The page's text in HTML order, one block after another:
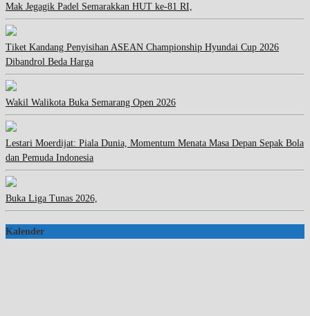
Mak Jegagik Padel Semarakkan HUT ke-81 RI,
Tiket Kandang Penyisihan ASEAN Championship Hyundai Cup 2026
Dibandrol Beda Harga
Wakil Walikota Buka Semarang Open 2026
Lestari Moerdijat: Piala Dunia, Momentum Menata Masa Depan Sepak Bola
dan Pemuda Indonesia
Buka Liga Tunas 2026,
Kalender